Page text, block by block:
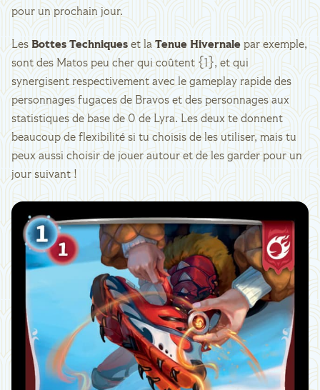
pour un prochain jour.
Les Bottes Techniques et laTenue Hivernale par exemple,
sont des Matos peu cher qui coûtent {1}, et qui
synergisent respectivement avec le gameplay rapide des
personnages fugaces de Bravos et des personnages aux
statistiques de base de 0 de Lyra. Les deux te donnent
beaucoup de flexibilité si tu choisis de les utiliser, mais tu
peux aussi choisir de jouer autour et de les garder pour un
jour suivant !